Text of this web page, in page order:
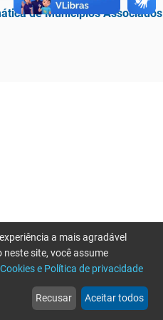
de Municípios Associados
web
Notícias
more_horiz
Mais
a mais agradável
site, você assume
e Política de privacidade
Recusar Aceitar todos
tente novamente